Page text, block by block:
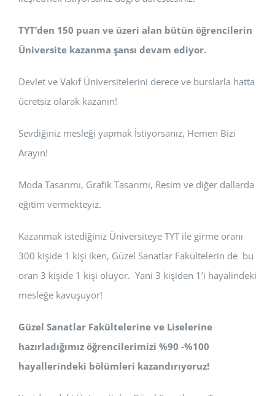
TYT’den 150 puan ve üzeri alan bütün öğrencilerin
Üniversite kazanma şansı devam ediyor.
Devlet ve Vakıf Üniversitelerini derece ve burslarla hatta
ücretsiz olarak kazanın!
Sevdiğiniz mesleği yapmak İstiyorsanız, Hemen Bizi
Arayın!
Moda Tasarımı, Grafik Tasarımı, Resim ve diğer dallarda
eğitim vermekteyiz.
Kazanmak istediğiniz Üniversiteye TYT ile girme oranı
300 kişide 1 kişi iken, Güzel Sanatlar Fakültelerin de bu
oran 3 kişide 1 kişi oluyor. Yani 3 kişiden 1’i hayalindeki
mesleğe kavuşuyor!
Güzel Sanatlar Fakültelerine ve Liselerine
hazırladığımız öğrencilerimizi %90 -%100
hayallerindeki bölümleri kazandırıyoruz!